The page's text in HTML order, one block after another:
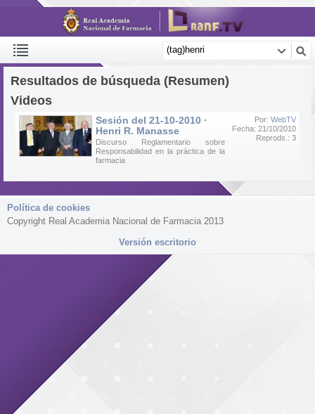
Resultados de búsqueda (Resumen)
Videos
Por: WebTV
Fecha: 21/10/2010
Reprods.: 3
Sesión del 21-10-2010 ·
Henri R. Manasse
Discurso Reglamentario sobre
Responsabilidad en la práctica de la
farmacia
Política de cookies
Copyright Real Academia Nacional de Farmacia 2013
Versión escritorio